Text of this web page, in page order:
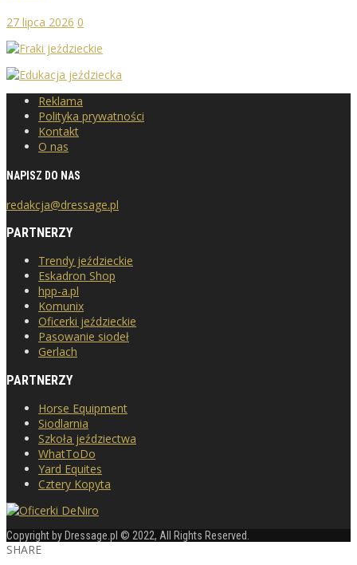
27 lipca 2026 0
Reklama
Polityka prywatności
Kontakt
O nas
NAPISZ DO NAS
redakcja@dressage.pl
PARTNERZY
Trendy jeździeckie
Eskadron Shop
hpp-a.pl
Komunix
Oficerki jeździeckie
Pasowanie siodeł
Gerlach
PARTNERZY
Horse Equipment
Siodlarnia
Szkoła jeździectwa
WhatToDo
Yard Equites
Cztery Kopyta
Copyright by Dressage.pl © 2022, All Rights Reserved.
SHARE